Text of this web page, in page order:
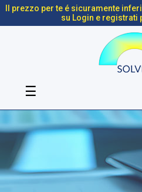
Il prezzo per te é sicuramente
su Login e registrati
navigazione
☰